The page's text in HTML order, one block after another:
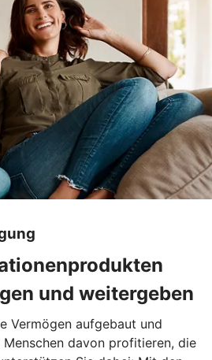
und weitergeben
Vermögen aufgebaut und
davon profitieren, die